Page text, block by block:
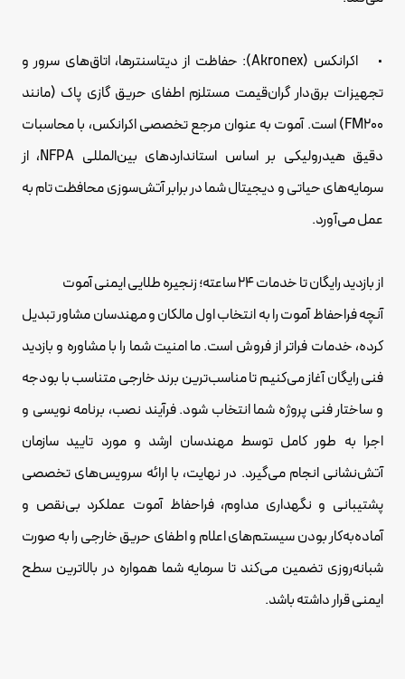
• اکرانکس (Akronex): حفاظت از دیتاسنترها، اتاق‌های سرور و
تجهیزات برق‌دار گران‌قیمت مستلزم اطفای حریق گازی پاک (مانند
FM200) است. آموت به عنوان مرجع تخصصی اکرانکس، با محاسبات
دقیق هیدرولیکی بر اساس استانداردهای بین‌المللی NFPA، از
سرمایه‌های حیاتی و دیجیتال شما در برابر آتش‌سوزی محافظت تام به
عمل می‌آورد.
از بازدید رایگان تا خدمات ۲۴ ساعته؛ زنجیره طلایی ایمنی آموت
آنچه فراحفاظ آموت را به انتخاب اول مالکان و مهندسان مشاور تبدیل
کرده، خدمات فراتر از فروش است. ما امنیت شما را با مشاوره و بازدید
فنی رایگان آغاز می‌کنیم تا مناسب‌ترین برند خارجی متناسب با بودجه
و ساختار فنی پروژه شما انتخاب شود. فرآیند نصب، برنامه نویسی و
اجرا به طور کامل توسط مهندسان ارشد و مورد تایید سازمان
آتش‌نشانی انجام می‌گیرد. در نهایت، با ارائه سرویس‌های تخصصی
پشتیبانی و نگهداری مداوم، فراحفاظ آموت عملکرد بی‌نقص و
آماده‌به‌کار بودن سیستم‌های اعلام و اطفای حریق خارجی را به صورت
شبانه‌روزی تضمین می‌کند تا سرمایه شما همواره در بالاترین سطح
ایمنی قرار داشته باشد.